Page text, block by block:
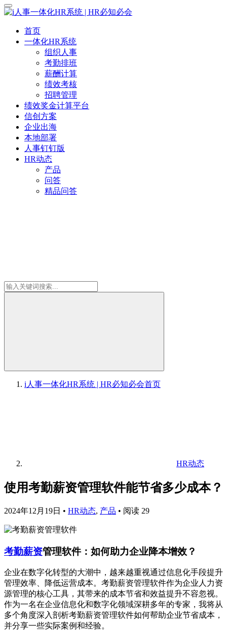
首页
一体化HR系统
组织人事
考勤排班
薪酬计算
绩效考核
招聘管理
绩效奖金计算平台
信创方案
企业出海
本地部署
人事钉钉版
HR动态
产品
问答
精品问答
i人事一体化HR系统 | HR必知必会首页
HR动态
使用考勤薪资管理软件能节省多少成本？
2024年12月19日 • HR动态, 产品 • 阅读 29
考勤薪资管理软件：如何助力企业降本增效？
企业在数字化转型的大潮中，越来越重视通过信息化手段提升
管理效率、降低运营成本。考勤薪资管理软件作为企业人力资
源管理的核心工具，其带来的成本节省和效益提升不容忽视。
作为一名在企业信息化和数字化领域深耕多年的专家，我将从
多个角度深入剖析考勤薪资管理软件如何帮助企业节省成本，
并分享一些实际案例和经验。